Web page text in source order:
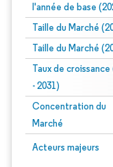
l'année de base
Taille du Marché
Taille du Marché
Taux de croissance
- 2031)
Concentration du
Marché
Acteurs majeurs
Image © Mordor